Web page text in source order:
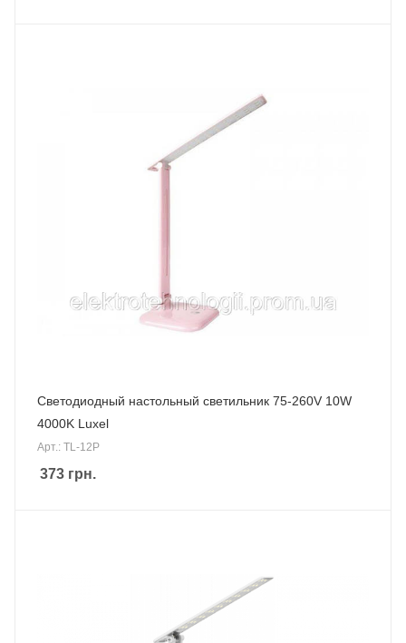
Светодиодный настольный светильник 75-260V 10W
4000K Luxel
Арт.: TL-12P
373 грн.